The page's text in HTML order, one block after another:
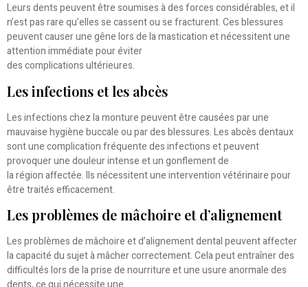
Leurs dents peuvent être soumises à des forces considérables, et il
n’est pas rare qu’elles se cassent ou se fracturent. Ces blessures
peuvent causer une gêne lors de la mastication et nécessitent une
attention immédiate pour éviter
des complications ultérieures.
Les infections et les abcès
Les infections chez la monture peuvent être causées par une
mauvaise hygiène buccale ou par des blessures. Les abcès dentaux
sont une complication fréquente des infections et peuvent
provoquer une douleur intense et un gonflement de
la région affectée. Ils nécessitent une intervention vétérinaire pour
être traités efficacement.
Les problèmes de mâchoire et d’alignement
Les problèmes de mâchoire et d’alignement dental peuvent affecter
la capacité du sujet à mâcher correctement. Cela peut entraîner des
difficultés lors de la prise de nourriture et une usure anormale des